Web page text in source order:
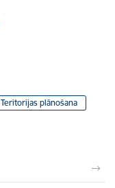
Teritorijas plānošana